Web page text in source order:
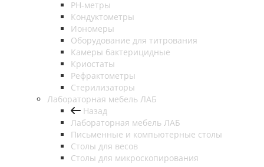
РН-метры
Кондуктометры
Иономеры
Оборудование для титрования
Камеры бактерицидные
Криостаты
Рефрактометры
Стерилизаторы
Лабораторная мебель ЛАБ
Назад
Лабораторная мебель ЛАБ
Письменные и компьютерные столы
Столы для весов
Столы для микроскопирования